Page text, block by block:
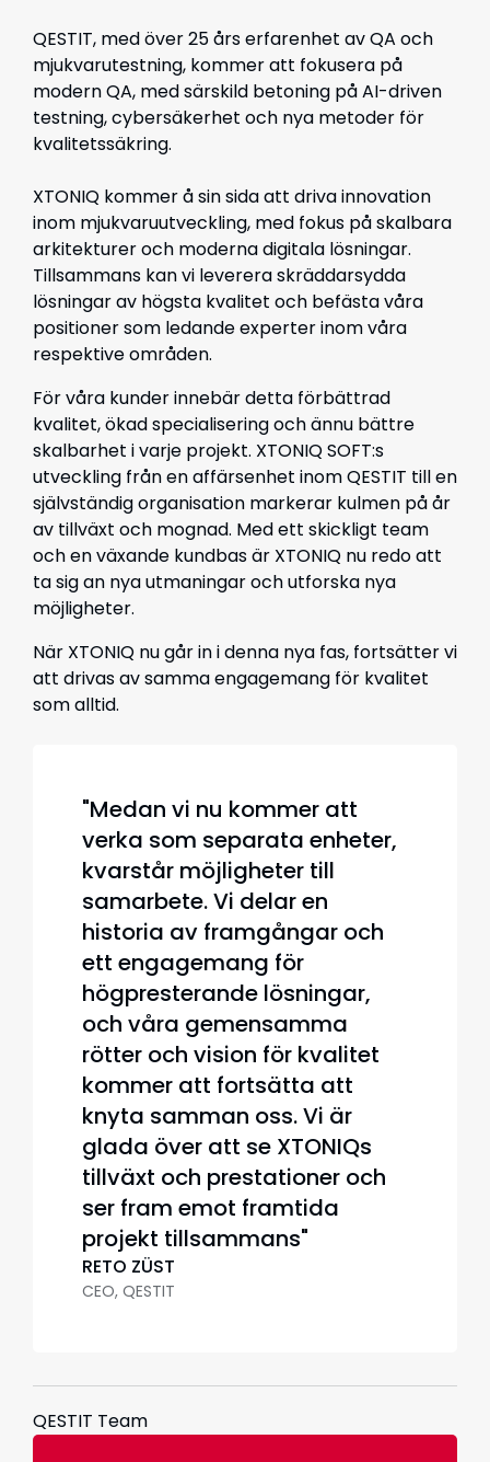
QESTIT, med över 25 års erfarenhet av QA och
mjukvarutestning, kommer att fokusera på
modern QA, med särskild betoning på AI-driven
testning, cybersäkerhet och nya metoder för
kvalitetssäkring.
XTONIQ kommer å sin sida att driva innovation
inom mjukvaruutveckling, med fokus på skalbara
arkitekturer och moderna digitala lösningar.
Tillsammans kan vi leverera skräddarsydda
lösningar av högsta kvalitet och befästa våra
positioner som ledande experter inom våra
respektive områden.
För våra kunder innebär detta förbättrad
kvalitet, ökad specialisering och ännu bättre
skalbarhet i varje projekt. XTONIQ SOFT:s
utveckling från en affärsenhet inom QESTIT till en
självständig organisation markerar kulmen på år
av tillväxt och mognad. Med ett skickligt team
och en växande kundbas är XTONIQ nu redo att
ta sig an nya utmaningar och utforska nya
möjligheter.
När XTONIQ nu går in i denna nya fas, fortsätter vi
att drivas av samma engagemang för kvalitet
som alltid.
"Medan vi nu kommer att
verka som separata enheter,
kvarstår möjligheter till
samarbete. Vi delar en
historia av framgångar och
ett engagemang för
högpresterande lösningar,
och våra gemensamma
rötter och vision för kvalitet
kommer att fortsätta att
knyta samman oss. Vi är
glada över att se XTONIQs
tillväxt och prestationer och
ser fram emot framtida
projekt tillsammans"
RETO ZÜST
CEO, QESTIT
QESTIT Team